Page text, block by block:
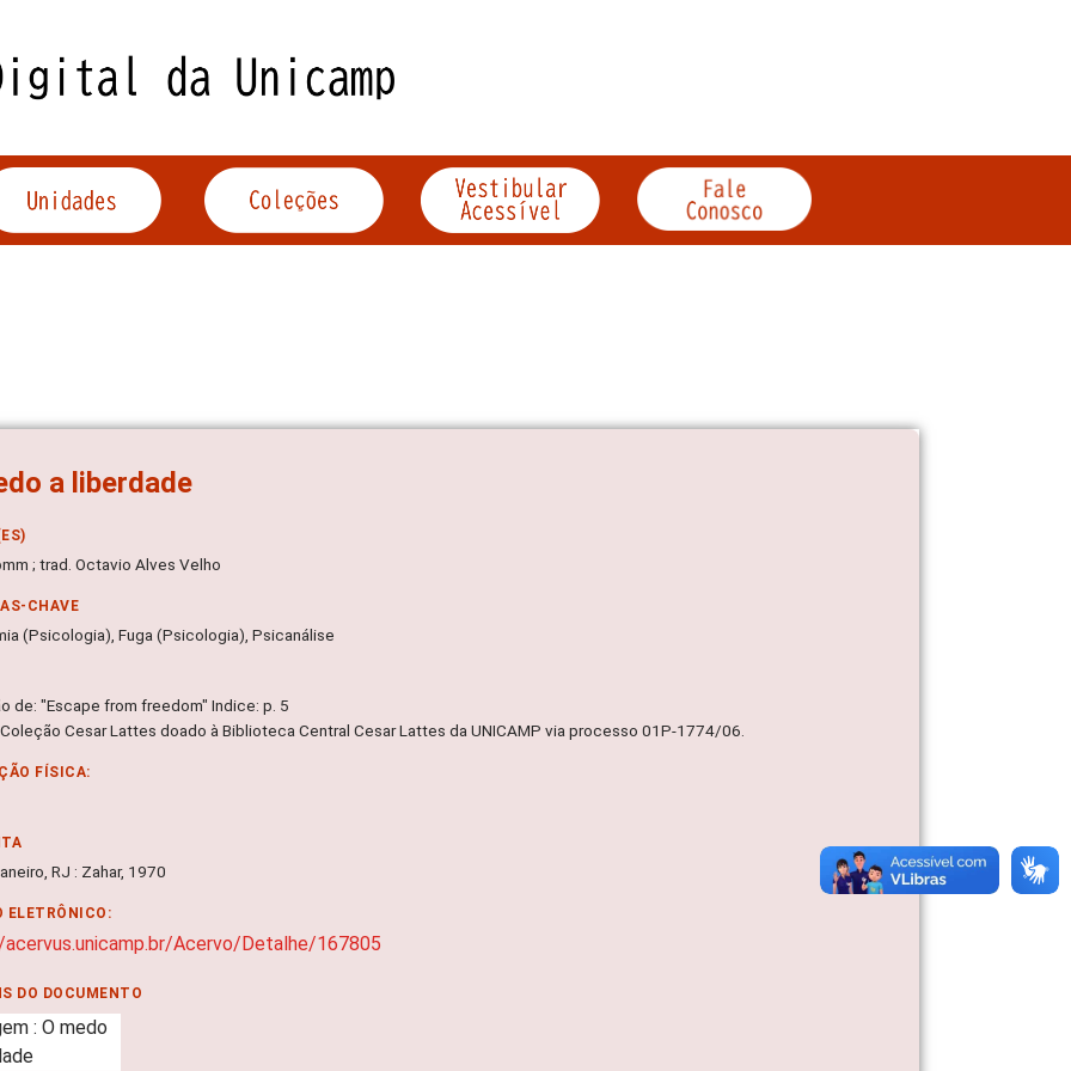
a liberdade
; trad. Octavio Alves Velho
CHAVE
(Psicologia), Fuga (Psicologia), Psicanálise
de: "Escape from freedom" Indice: p. 5
Cesar Lattes doado à Biblioteca Central Cesar Lattes da UNICAMP via processo 01P-1774/06.
FÍSICA:
RJ : Zahar, 1970
ELETRÔNICO:
Acervo/Detalhe/167805
DO DOCUMENTO